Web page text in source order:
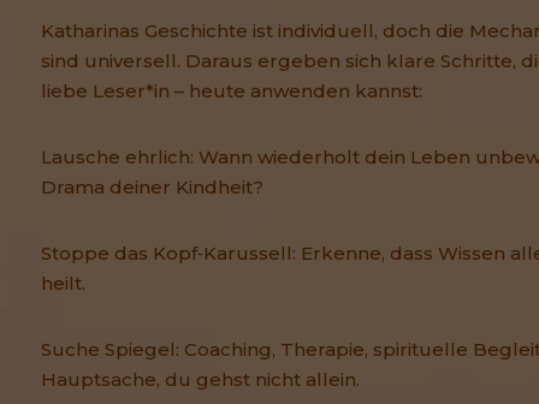
Katharinas Geschichte ist individuell, doch die
sind universell. Daraus ergeben sich klare Schritte,
liebe Leser*in – heute anwenden kannst:
Lausche ehrlich: Wann wiederholt dein Leben
Drama deiner Kindheit?
Stoppe das Kopf‑Karussell: Erkenne, dass Wissen
heilt.
Suche Spiegel: Coaching, Therapie, spirituelle
Hauptsache, du gehst nicht allein.